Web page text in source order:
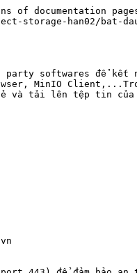
documentation
storage-han02/bat-
party softwares để
MinIO
và tải lên tệp tin của